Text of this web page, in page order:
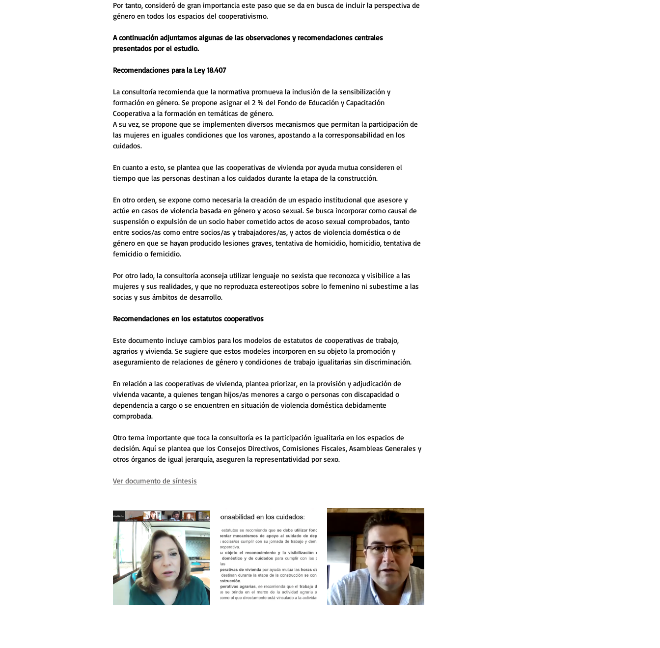
Por tanto, consideró de gran importancia este paso que se da en busca de incluir la perspectiva de
género en todos los espacios del cooperativismo.
A continuación adjuntamos algunas de las observaciones y recomendaciones centrales
presentados por el estudio.
Recomendaciones para la Ley 18.407
La consultoría recomienda que la normativa promueva la inclusión de la sensibilización y
formación en género. Se propone asignar el 2 % del Fondo de Educación y Capacitación
Cooperativa a la formación en temáticas de género.
A su vez, se propone que se implementen diversos mecanismos que permitan la participación de
las mujeres en iguales condiciones que los varones, apostando a la corresponsabilidad en los
cuidados.
En cuanto a esto, se plantea que las cooperativas de vivienda por ayuda mutua consideren el
tiempo que las personas destinan a los cuidados durante la etapa de la construcción.
En otro orden, se expone como necesaria la creación de un espacio institucional que asesore y
actúe en casos de violencia basada en género y acoso sexual. Se busca incorporar como causal de
suspensión o expulsión de un socio haber cometido actos de acoso sexual comprobados, tanto
entre socios/as como entre socios/as y trabajadores/as, y actos de violencia doméstica o de
género en que se hayan producido lesiones graves, tentativa de homicidio, homicidio, tentativa de
femicidio o femicidio.
Por otro lado, la consultoría aconseja utilizar lenguaje no sexista que reconozca y visibilice a las
mujeres y sus realidades, y que no reproduzca estereotipos sobre lo femenino ni subestime a las
socias y sus ámbitos de desarrollo.
Recomendaciones en los estatutos cooperativos
Este documento incluye cambios para los modelos de estatutos de cooperativas de trabajo,
agrarios y vivienda. Se sugiere que estos modeles incorporen en su objeto la promoción y
aseguramiento de relaciones de género y condiciones de trabajo igualitarias sin discriminación.
En relación a las cooperativas de vivienda, plantea priorizar, en la provisión y adjudicación de
vivienda vacante, a quienes tengan hijos/as menores a cargo o personas con discapacidad o
dependencia a cargo o se encuentren en situación de violencia doméstica debidamente
comprobada.
Otro tema importante que toca la consultoría es la participación igualitaria en los espacios de
decisión. Aquí se plantea que los Consejos Directivos, Comisiones Fiscales, Asambleas Generales y
otros órganos de igual jerarquía, aseguren la representatividad por sexo.
Ver documento de síntesis